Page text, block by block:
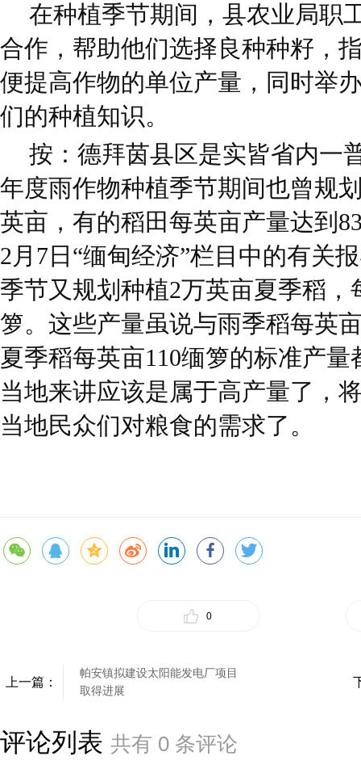
在种植季节期间，县农业局职
合作，帮助他们选择良种种籽，
便提高作物的单位产量，同时举
们的种植知识。
按：德拜茵县区是实皆省内一
年度雨作物种植季节期间也曾规
英亩，有的稻田每英亩产量达到
2月7日“缅甸经济”栏目中的有关
季节又规划种植2万英亩夏季稻，
箩。这些产量虽说与雨季稻每英
夏季稻每英亩110缅箩的标准产
当地来讲应该是属于高产量了，
当地民众们对粮食的需求了。
0
上一篇：
帕安镇拟建设太阳能发电厂项目
取得进展
评论列表 共有 0 条评论